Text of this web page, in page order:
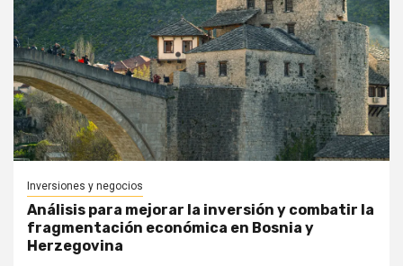
Inversiones y negocios
Análisis para mejorar la inversión y combatir la
fragmentación económica en Bosnia y
Herzegovina